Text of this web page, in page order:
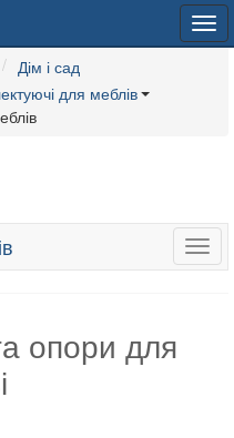
Дім і сад
для меблів
опори для